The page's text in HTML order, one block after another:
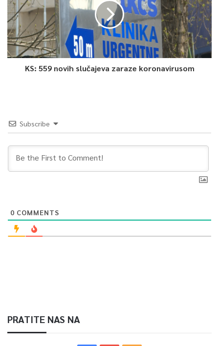
KS: 559 novih slučajeva zaraze koronavirusom
Subscribe
0 COMMENTS
PRATITE NAS NA